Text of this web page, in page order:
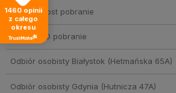
Kurier InPost pobranie
Kurier DPD pobranie
Odbiór osobisty Białystok(Hetmańska 65A)
Odbiór osobisty Gdynia (Hutnicza 47A)
1460 opinii
z całego
okresu